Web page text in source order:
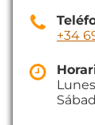
+34